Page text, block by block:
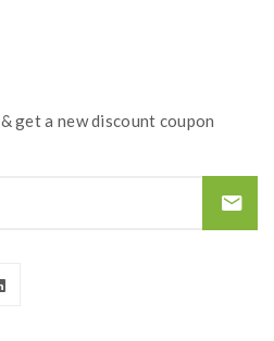
& get a new discount coupon